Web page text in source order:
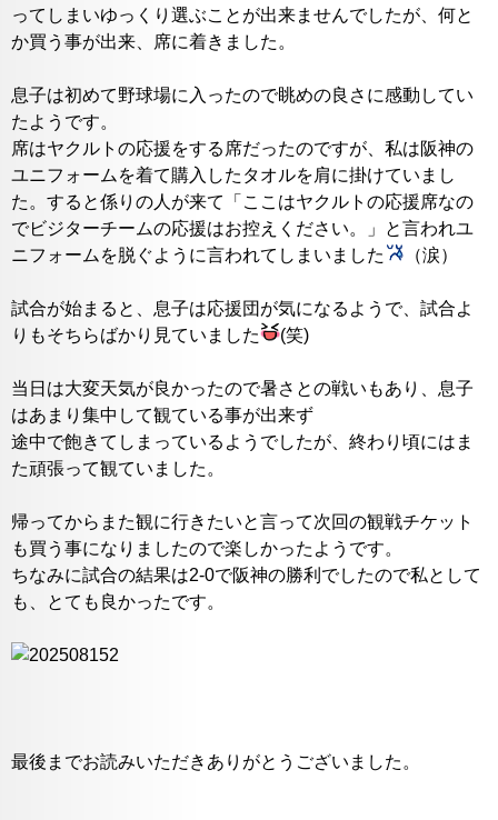
ってしまいゆっくり選ぶことが出来ませんでしたが、何と
か買う事が出来、席に着きました。
息子は初めて野球場に入ったので眺めの良さに感動してい
たようです。
席はヤクルトの応援をする席だったのですが、私は阪神の
ユニフォームを着て購入したタオルを肩に掛けていまし
た。すると係りの人が来て「ここはヤクルトの応援席なの
でビジターチームの応援はお控えください。」と言われユ
ニフォームを脱ぐように言われてしまいました
（涙）
試合が始まると、息子は応援団が気になるようで、試合よ
りもそちらばかり見ていました
(笑)
当日は大変天気が良かったので暑さとの戦いもあり、息子
はあまり集中して観ている事が出来ず
途中で飽きてしまっているようでしたが、終わり頃にはま
た頑張って観ていました。
帰ってからまた観に行きたいと言って次回の観戦チケット
も買う事になりましたので楽しかったようです。
ちなみに試合の結果は2-0で阪神の勝利でしたので私として
も、とても良かったです。
最後までお読みいただきありがとうございました。